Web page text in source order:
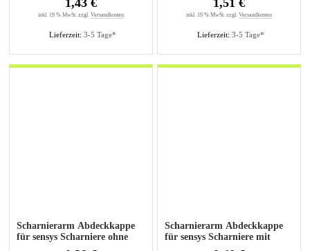
Lieferzeit: 3-5 Tage*
inkl. 19 % MwSt. zzgl. Versandkosten
Lieferzeit: 3-5 Tage*
inkl. 19 % MwSt. zzgl. Versandkosten
Scharnierarm Abdeckkappe
für sensys Scharniere ohne
Scharnierarm Abdeckkappe
für sensys Scharniere mit